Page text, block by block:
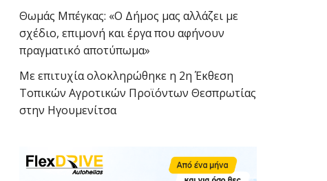
Θωμάς Μπέγκας: «Ο Δήμος μας αλλάζει με
σχέδιο, επιμονή και έργα που αφήνουν
πραγματικό αποτύπωμα»
Με επιτυχία ολοκληρώθηκε η 2η Έκθεση
Τοπικών Αγροτικών Προϊόντων Θεσπρωτίας
στην Ηγουμενίτσα